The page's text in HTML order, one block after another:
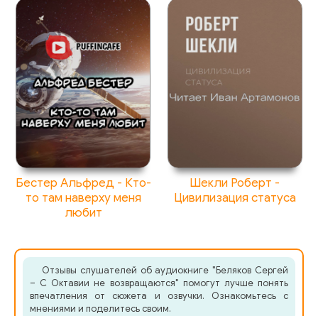
Бестер Альфред - Кто-
то там наверху меня
любит
Шекли Роберт -
Цивилизация статуса
Отзывы слушателей об аудиокниге "Беляков Сергей
– С Октавии не возвращаются" помогут лучше понять
впечатления от сюжета и озвучки. Ознакомьтесь с
мнениями и поделитесь своим.